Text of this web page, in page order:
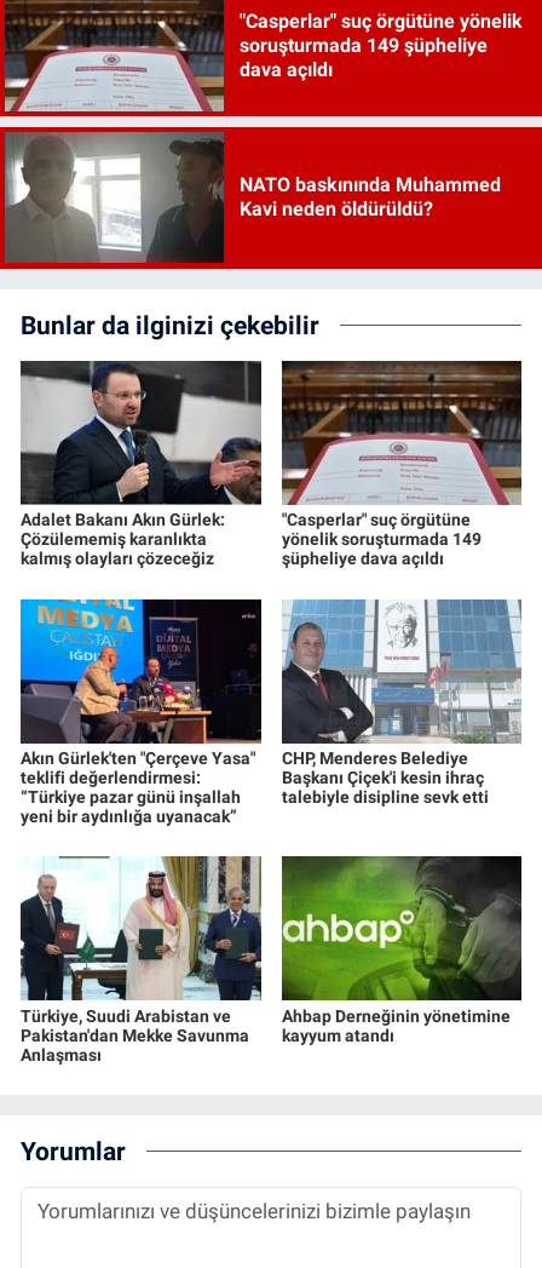
"Casperlar" suç örgütüne yönelik
soruşturmada 149 şüpheliye
dava açıldı
NATO baskınında Muhammed
Kavi neden öldürüldü?
Bunlar da ilginizi çekebilir
Adalet Bakanı Akın Gürlek:
Çözülememiş karanlıkta
kalmış olayları çözeceğiz
"Casperlar" suç örgütüne
yönelik soruşturmada 149
şüpheliye dava açıldı
Akın Gürlek'ten "Çerçeve Yasa"
teklifi değerlendirmesi:
“Türkiye pazar günü inşallah
yeni bir aydınlığa uyanacak”
CHP, Menderes Belediye
Başkanı Çiçek'i kesin ihraç
talebiyle disipline sevk etti
Türkiye, Suudi Arabistan ve
Pakistan'dan Mekke Savunma
Anlaşması
Ahbap Derneğinin yönetimine
kayyum atandı
Yorumlar